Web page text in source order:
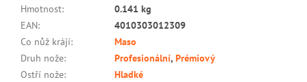
Hmotnost:
0.141 kg
EAN:
4010303012309
Co nůž krájí:
Maso
Druh nože: Profesionální, Prémiový
Ostří nože: Hladké